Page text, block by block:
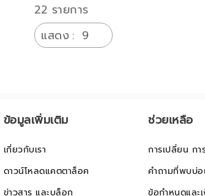
22 รายการ
แสดง
ข้อมูลเพิ่มเติม
เกี่ยวกับเรา
ดาวน์โหลดแคตตาล็อค
ข่าวสาร และบล็อก
ช่วยเหลือ
การเปลี่ยน ก
คำถามที่พบบ่
ข้อกำหนดและ